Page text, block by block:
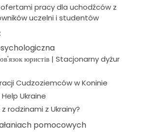
pracy dla uchodźców z
uczelni i studentów
юристів | Stacjonarny dyżur
Cudzoziemców w Koninie
Ukraine
rodzinami z Ukrainy?
pomocowych